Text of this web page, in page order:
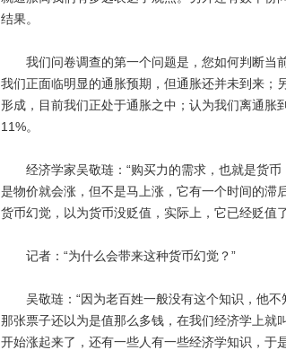
结果。
我们问卷调查的第一个问题是，您如何判断当
我们正面临明显的通胀预期，但通胀还并未到来；
形成，目前我们正处于通胀之中；认为我们离通胀
11%。
经济学家吴敬琏：“购买力的需求，也就是货币
是物价就会涨，但不是马上涨，它有一个时间的滞
货币幻觉，以为货币没贬值，实际上，它已经贬值
记者：“为什么会带来这种货币幻觉？”
吴敬琏：“因为老百姓一般没有这个知识，他不
那张票子还以为是值那么多钱，在我们经济学上就
开始涨起来了，还有一些人有一些经济学知识，于